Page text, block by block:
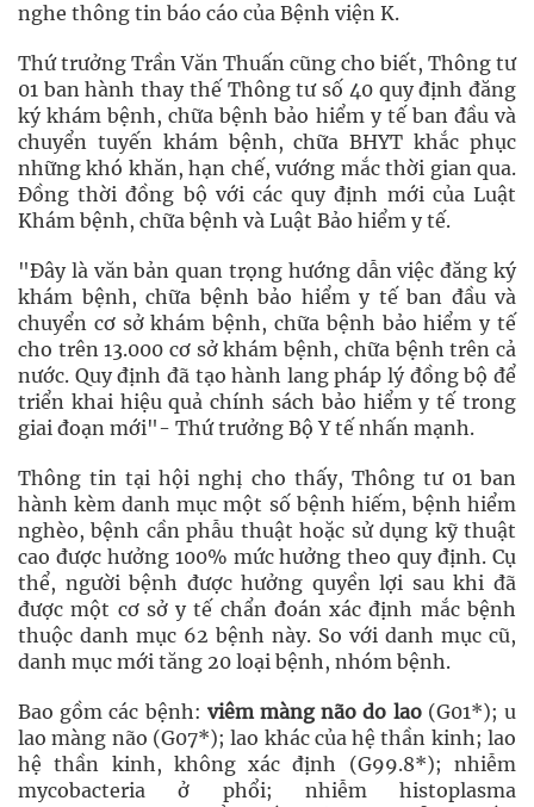
nghe thông tin báo cáo của Bệnh viện K.
Thứ trưởng Trần Văn Thuấn cũng cho biết, Thông tư
01 ban hành thay thế Thông tư số 40 quy định đăng
ký khám bệnh, chữa bệnh bảo hiểm y tế ban đầu và
chuyển tuyến khám bệnh, chữa BHYT khắc phục
những khó khăn, hạn chế, vướng mắc thời gian qua.
Đồng thời đồng bộ với các quy định mới của Luật
Khám bệnh, chữa bệnh và Luật Bảo hiểm y tế.
"Đây là văn bản quan trọng hướng dẫn việc đăng ký
khám bệnh, chữa bệnh bảo hiểm y tế ban đầu và
chuyển cơ sở khám bệnh, chữa bệnh bảo hiểm y tế
cho trên 13.000 cơ sở khám bệnh, chữa bệnh trên cả
nước. Quy định đã tạo hành lang pháp lý đồng bộ để
triển khai hiệu quả chính sách bảo hiểm y tế trong
giai đoạn mới"- Thứ trưởng Bộ Y tế nhấn mạnh.
Thông tin tại hội nghị cho thấy, Thông tư 01 ban
hành kèm danh mục một số bệnh hiếm, bệnh hiểm
nghèo, bệnh cần phẫu thuật hoặc sử dụng kỹ thuật
cao được hưởng 100% mức hưởng theo quy định. Cụ
thể, người bệnh được hưởng quyền lợi sau khi đã
được một cơ sở y tế chẩn đoán xác định mắc bệnh
thuộc danh mục 62 bệnh này. So với danh mục cũ,
danh mục mới tăng 20 loại bệnh, nhóm bệnh.
Bao gồm các bệnh: viêm màng não do lao(G01*); u
lao màng não (G07*); lao khác của hệ thần kinh; lao
hệ thần kinh, không xác định (G99.8*); nhiễm
mycobacteria ở phổi; nhiễm histoplasma